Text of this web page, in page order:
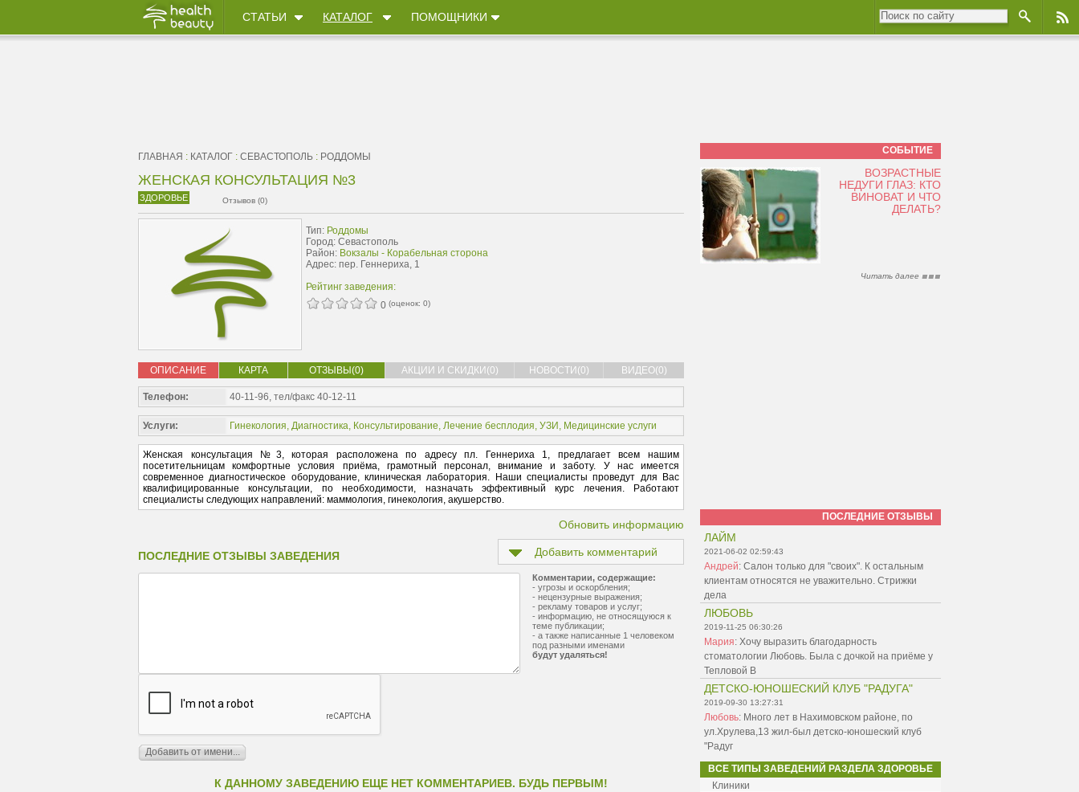
СТАТЬИ КАТАЛОГ ПОМОЩНИКИ
ГЛАВНАЯ : КАТАЛОГ : СЕВАСТОПОЛЬ : РОДДОМЫ
ЖЕНСКАЯ КОНСУЛЬТАЦИЯ №3
ЗДОРОВЬЕ Отзывов (0)
Тип: Роддомы
Город: Севастополь
Район: Вокзалы - Корабельная сторона
Адрес: пер. Геннериха, 1
Рейтинг заведения:
0 (оценок: 0)
ОПИСАНИЕ КАРТА ОТЗЫВЫ(0) АКЦИИ И СКИДКИ(0) НОВОСТИ(0) ВИДЕО(0)
Телефон: 40-11-96, тел/факс 40-12-11
Услуги: Гинекология, Диагностика, Консультирование, Лечение бесплодия, УЗИ , Медицинские услуги
Женская консультация №3, которая расположена по адресу пл. Геннериха 1, предлагает всем нашим
посетительницам комфортные условия приёма, грамотный персонал, внимание и заботу. У нас имеется
современное диагностическое оборудование, клиническая лаборатория. Наши специалисты проведут для Вас
квалифицированные консультации, по необходимости, назначать эффективный курс лечения. Работают
специалисты следующих направлений: маммология, гинекология, акушерство.
Обновить информацию
ПОСЛЕДНИЕ ОТЗЫВЫ ЗАВЕДЕНИЯ Добавить комментарий
Комментарии, содержащие:
- угрозы и оскорбления;
- нецензурные выражения;
- рекламу товаров и услуг;
- информацию, не относящуюся к
теме публикации;
- а также написанные 1 человеком
под разными именами
будут удаляться!
К ДАННОМУ ЗАВЕДЕНИЮ ЕЩЕ НЕТ КОММЕНТАРИЕВ. БУДЬ ПЕРВЫМ!
СОБЫТИЕ
ВОЗРАСТНЫЕ
НЕДУГИ ГЛАЗ: КТО
ВИНОВАТ И ЧТО
ДЕЛАТЬ?
Читать далее
ПОСЛЕДНИЕ ОТЗЫВЫ
ЛАЙМ
2021-06-02 02:59:43
Андрей: Салон только для "своих". К остальным
клиентам относятся не уважительно. Стрижки
дела
ЛЮБОВЬ
2019-11-25 06:30:26
Мария: Хочу выразить благодарность
стоматологии Любовь. Была с дочкой на приёме у
Тепловой В
ДЕТСКО-ЮНОШЕСКИЙ КЛУБ "РАДУГА"
2019-09-30 13:27:31
Любовь: Много лет в Нахимовском районе, по
ул.Хрулева,13 жил-был детско-юношеский клуб
"Радуг
ВСЕ ТИПЫ ЗАВЕДЕНИЙ РАЗДЕЛА ЗДОРОВЬЕ
Клиники